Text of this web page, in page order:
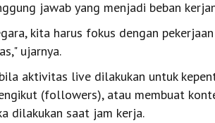
jawab yang menjadi beban
kita harus fokus dengan
ujarnya.
aktivitas live dilakukan untuk
(followers), atau membuat
dilakukan saat jam kerja.